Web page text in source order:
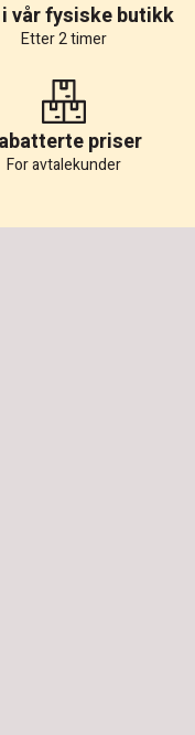
vår fysiske butikk
Etter 2 timer
priser
For avtalekunder